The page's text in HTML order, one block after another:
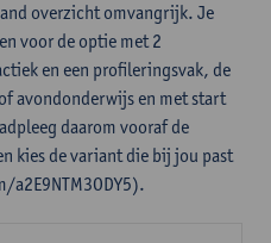
overzicht omvangrijk. Je
voor de optie met 2
en een profileringsvak, de
avondonderwijs en met start
daarom vooraf de
kies de variant die bij jou past